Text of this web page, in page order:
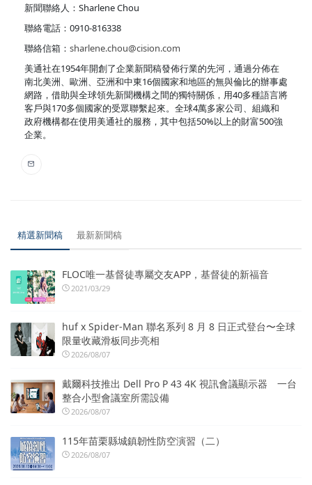
新聞聯絡人：Sharlene Chou
聯絡電話：0910-816338
聯絡信箱： sharlene.chou@cision.com
美通社在1954年開創了企業新聞稿發佈行業的先河，通過分佈在
南北美洲、歐洲、亞洲和中東16個國家和地區的無與倫比的辦事處
網路，借助與全球領先新聞機構之間的獨特關係，用40多種語言將
客戶與170多個國家的受眾聯繫起來。全球4萬多家公司、組織和
政府機構都在使用美通社的服務，其中包括50%以上的財富500強
企業。
精選新聞稿 最新新聞稿
FLOC唯一基督徒專屬交友APP，基督徒的新福音
2021/03/29
huf x Spider-Man 聯名系列 8 月 8 日正式登台〜全球
限量收藏滑板同步亮相
2026/08/07
戴爾科技推出 Dell Pro P 43 4K 視訊會議顯示器 一台
整合小型會議室所需設備
2026/08/07
115年苗栗縣城鎮韌性防空演習（二）
2026/08/07